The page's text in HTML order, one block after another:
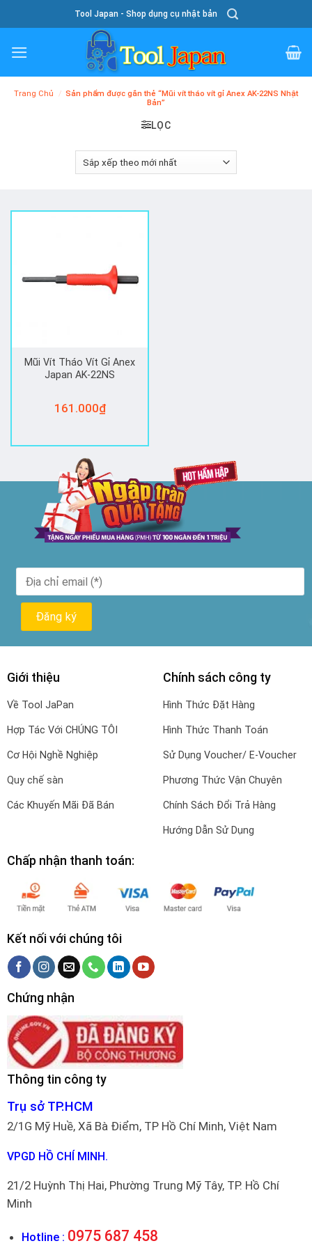
To
Content
Tool Japan - Shop dụng cụ nhật bản
Trang Chủ / Sản phẩm được gắn thẻ “Mũi vít tháo vít gỉ Anex AK-22NS Nhật
Bản”
LỌC
Mũi Vít Tháo Vít Gỉ Anex
Japan AK-22NS
161.000₫
Giới thiệu
Về Tool JaPan
Hợp Tác Với CHÚNG TÔI
Cơ Hội Nghề Nghiệp
Quy chế sàn
Các Khuyến Mãi Đã Bán
Chính sách công ty
Hình Thức Đặt Hàng
Hình Thức Thanh Toán
Sử Dụng Voucher/ E-Voucher
Phương Thức Vận Chuyên
Chính Sách Đổi Trả Hàng
Hướng Dẫn Sử Dụng
Chấp nhận thanh toán:
Kết nối với chúng tôi
Chứng nhận
Thông tin công ty
Trụ sở TP.HCM
2/1G Mỹ Huề, Xã Bà Điểm, TP Hồ Chí Minh, Việt Nam
VPGD HỒ CHÍ MINH.
21/2 Huỳnh Thị Hai, Phường Trung Mỹ Tây, TP. Hồ Chí
Minh
Hotline : 0975 687 458